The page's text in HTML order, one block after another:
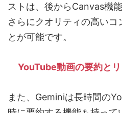
ストは、後からCanvas機
さらにクオリティの高いコ
とが可能です。
YouTube動画の要約と
また、Geminiは長時間の